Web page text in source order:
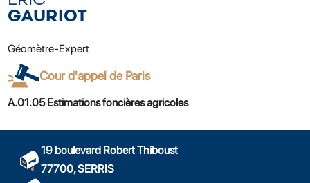
GAURIOT
Géomètre-Expert
Cour d'appel de Paris
A.01.05 Estimations foncières agricoles
19 boulevard Robert Thiboust
77700, SERRIS